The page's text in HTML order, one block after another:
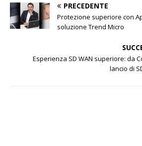
PRECEDENTE
Protezione superiore con
soluzione Trend Micro
Esperienza SD WAN superiore: da
lancio di